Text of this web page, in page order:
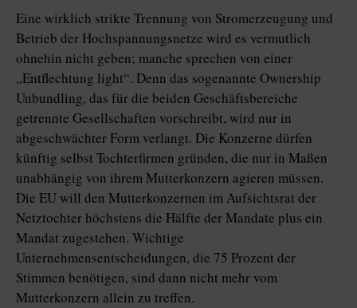
Eine wirklich strikte Trennung von Stromerzeugung und
Betrieb der Hochspannungsnetze wird es vermutlich
ohnehin nicht geben; manche sprechen von einer
„Entflechtung light“. Denn das sogenannte Ownership
Unbundling, das für die beiden Geschäftsbereiche
getrennte Gesellschaften vorschreibt, wird nur in
abgeschwächter Form verlangt. Die Konzerne dürfen
künftig selbst Tochterfirmen gründen, die nur in Maßen
unabhängig von ihrem Mutterkonzern agieren müssen.
Die EU will den Mutterkonzernen im Aufsichtsrat der
Netztochter höchstens die Hälfte der Mandate plus ein
Mandat zugestehen. Wichtige
Unternehmensentscheidungen, die 75 Prozent der
Stimmen benötigen, sind dann nicht mehr vom
Mutterkonzern allein zu treffen.